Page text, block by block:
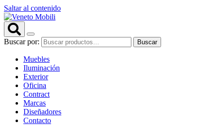
Saltar al contenido
Buscar por: Buscar
Muebles
Iluminación
Exterior
Oficina
Contract
Marcas
Diseñadores
Contacto